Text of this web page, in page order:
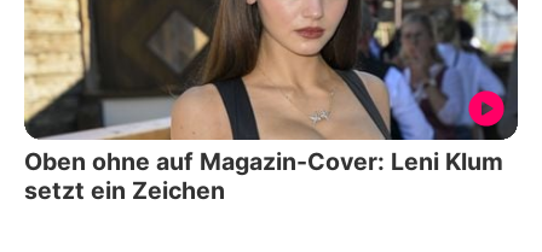
Oben ohne auf Magazin-Cover: Leni Klum
setzt ein Zeichen